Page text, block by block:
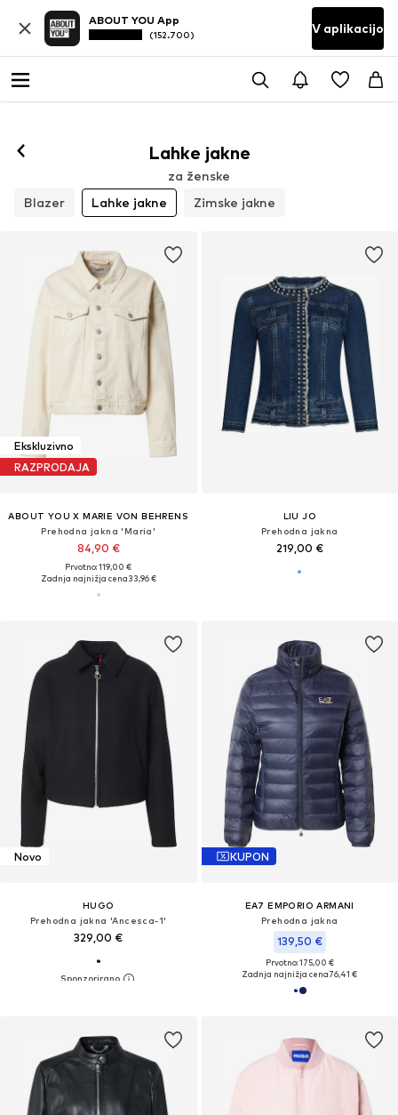
ABOUT YOU App
(152.700) V aplikacijo
Lahke jakne
za ženske
Blazer
Lahke jakne Zimske jakne
Ekskluzivno
RAZPRODAJA
ABOUT YOU X MARIE VON BEHRENS
Prehodna jakna 'Maria'
84,90 €
Prvotno: 119,00 €
Zadnja najnižja cena33,96 €
LIU JO
Prehodna jakna
219,00 €
Novo
HUGO
Prehodna jakna 'Ancesca-1'
329,00 €
KUPON
EA7 EMPORIO ARMANI
Prehodna jakna
139,50 €
Prvotno: 175,00 €
Zadnja najnižja cena76,41 €